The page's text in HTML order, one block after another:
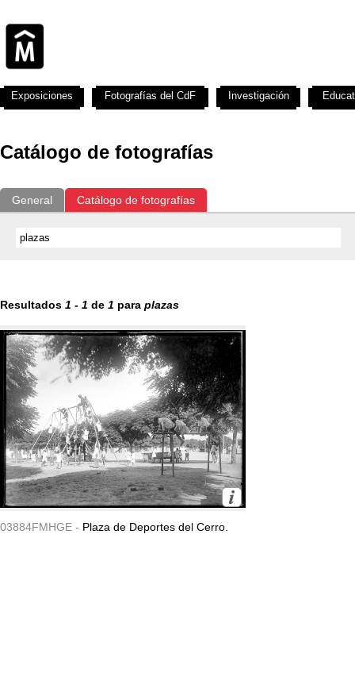
Catálogo de fotografías
General Catálogo de fotografías
Resultados 1 - 1 de 1 para plazas
03884FMHGE - Plaza de Deportes del Cerro.
Exposiciones Fotografías del CdF Investigación